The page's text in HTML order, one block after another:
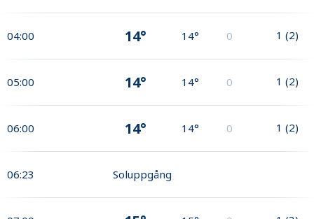
04:00 14° 14° 0 1 (2)
05:00 14° 14° 0 1 (2)
06:00 14° 14° 0 1 (2)
06:23 Soluppgång